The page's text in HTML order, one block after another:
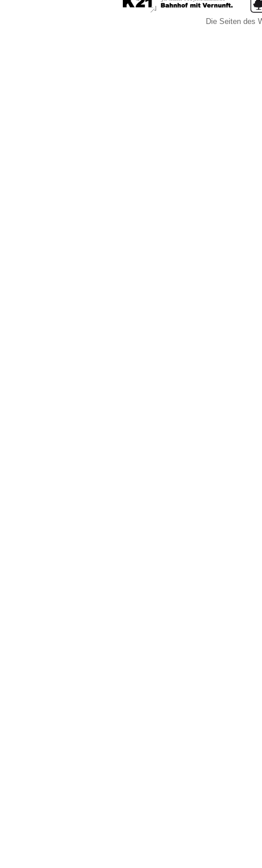
Die Seiten des